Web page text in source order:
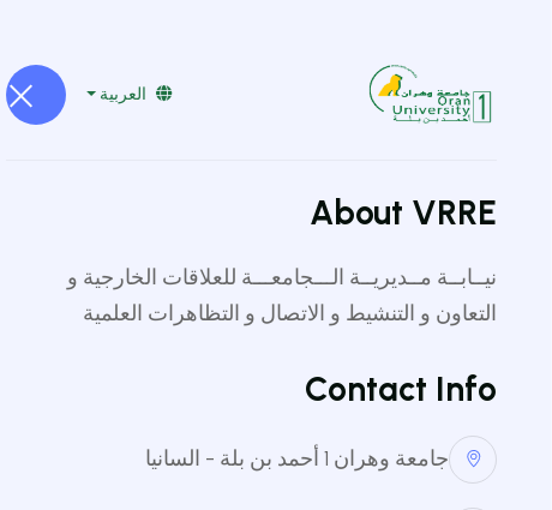
العربية
About VRRE
نيــابــة مــديريــة الـــجامعـــة للعلاقات الخارجية و
التعاون و التنشيط و الاتصال و التظاهرات العلمية
Contact Info
جامعة وهران 1 أحمد بن بلة - السانيا
الوصف
تُركز مهمة مختبرنا على الوقاية من مخاطر أمراض القلب